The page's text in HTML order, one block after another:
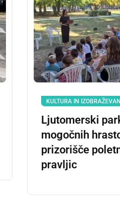
KULTURA IN
Ljutomerski
mogočnih
prizorišče
pravljic